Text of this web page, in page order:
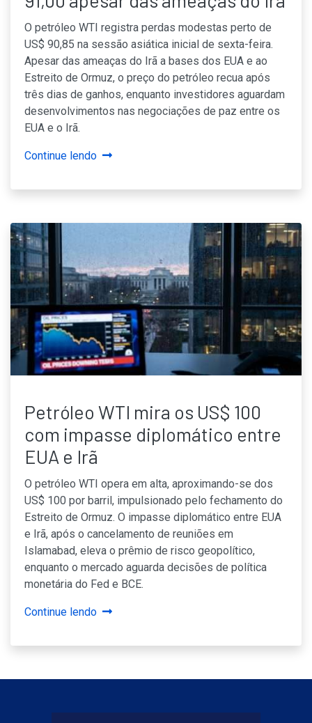
O petróleo WTI registra perdas modestas perto de
US$ 90,85 na sessão asiática inicial de sexta-feira.
Apesar das ameaças do Irã a bases dos EUA e ao
Estreito de Ormuz, o preço do petróleo recua após
três dias de ganhos, enquanto investidores aguardam
desenvolvimentos nas negociações de paz entre os
EUA e o Irã.
Continue lendo
Petróleo WTI mira os US$ 100
com impasse diplomático entre
EUA e Irã
O petróleo WTI opera em alta, aproximando-se dos
US$ 100 por barril, impulsionado pelo fechamento do
Estreito de Ormuz. O impasse diplomático entre EUA
e Irã, após o cancelamento de reuniões em
Islamabad, eleva o prêmio de risco geopolítico,
enquanto o mercado aguarda decisões de política
monetária do Fed e BCE.
Continue lendo